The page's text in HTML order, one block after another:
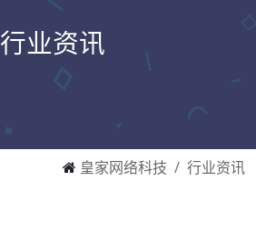
行业资讯
皇家网络科技 行业资讯